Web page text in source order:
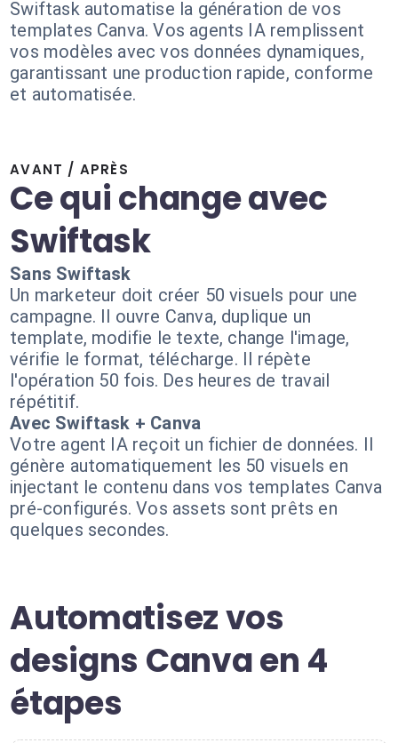
Swiftask automatise la génération de vos
templates Canva. Vos agents IA remplissent
vos modèles avec vos données dynamiques,
garantissant une production rapide, conforme
et automatisée.
AVANT / APRÈS
Ce qui change avec
Swiftask
Sans Swiftask
Un marketeur doit créer 50 visuels pour une
campagne. Il ouvre Canva, duplique un
template, modifie le texte, change l'image,
vérifie le format, télécharge. Il répète
l'opération 50 fois. Des heures de travail
répétitif.
Avec Swiftask + Canva
Votre agent IA reçoit un fichier de données. Il
génère automatiquement les 50 visuels en
injectant le contenu dans vos templates Canva
pré-configurés. Vos assets sont prêts en
quelques secondes.
Automatisez vos
designs Canva en 4
étapes